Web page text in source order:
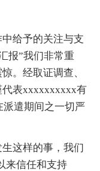
给予的关注与支
报”我们非常重
。经取证调查、
代表xxxxxxxxxx有
遣期间之一切严
这样的事，我们
来信任和支持